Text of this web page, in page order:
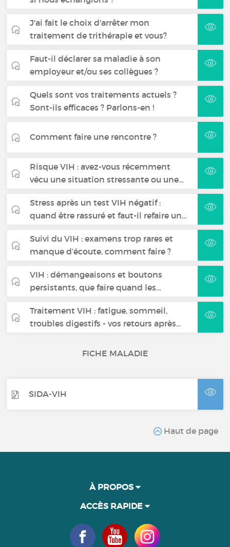
J'ai fait le choix d'arrêter mon
traitement de trithérapie et vous?
Faut-il déclarer sa maladie à son
employeur et/ou ses collègues ?
Quels sont vos traitements actuels ?
Sont-ils efficaces ? Parlons-en !
Comment faire une rencontre ?
Risque VIH : avez-vous récemment
vécu une situation stressante ou une…
Stress après un test VIH négatif :
quand être rassuré et faut-il refaire un…
Suivi du VIH : examens trop rares et
manque d’écoute, comment faire ?
VIH : démangeaisons et boutons
persistants, que faire quand les…
Traitement VIH : fatigue, sommeil,
troubles digestifs - vos retours après…
FICHE MALADIE
SIDA-VIH
Haut de page
À PROPOS
ACCÈS RAPIDE